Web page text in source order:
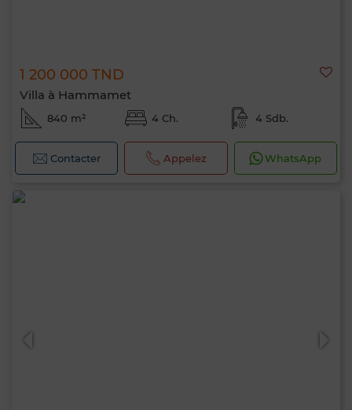
1 200 000 TND
Villa à Hammamet
840 m² 4 Ch. 4 Sdb.
Contacter Appelez WhatsApp